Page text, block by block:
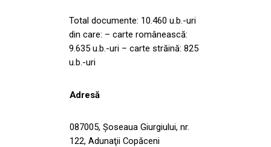
Total documente: 10.460 u.b.-uri
din care: – carte românească:
9.635 u.b.-uri – carte străină: 825
u.b.-uri
Adresă
087005, Șoseaua Giurgiului, nr.
122, Adunaţii Copăceni